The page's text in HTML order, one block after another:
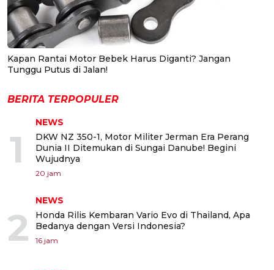
Kapan Rantai Motor Bebek Harus Diganti? Jangan
Tunggu Putus di Jalan!
BERITA TERPOPULER
1
NEWS
DKW NZ 350-1, Motor Militer Jerman Era Perang
Dunia II Ditemukan di Sungai Danube! Begini
Wujudnya
20 jam
2
NEWS
Honda Rilis Kembaran Vario Evo di Thailand, Apa
Bedanya dengan Versi Indonesia?
16 jam